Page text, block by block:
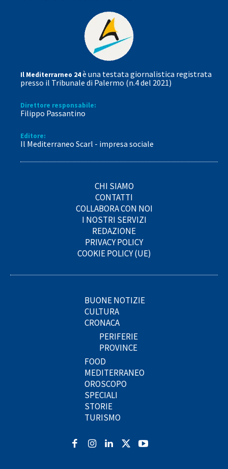
Il Mediterrarneo 24è una testata giornalistica registrata
presso il Tribunale di Palermo (n.4 del 2021)
Direttore responsabile:
Filippo Passantino
Editore:
Il Mediterraneo Scarl - impresa sociale
CHI SIAMO
CONTATTI
COLLABORA CON NOI
I NOSTRI SERVIZI
REDAZIONE
PRIVACY POLICY
COOKIE POLICY (UE)
BUONE NOTIZIE
CULTURA
CRONACA
PERIFERIE
PROVINCE
FOOD
MEDITERRANEO
OROSCOPO
SPECIALI
STORIE
TURISMO